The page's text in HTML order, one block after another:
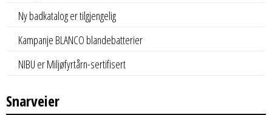
Ny badkatalog er tilgjengelig
Kampanje BLANCO blandebatterier
NIBU er Miljøfyrtårn-sertifisert
Snarveier